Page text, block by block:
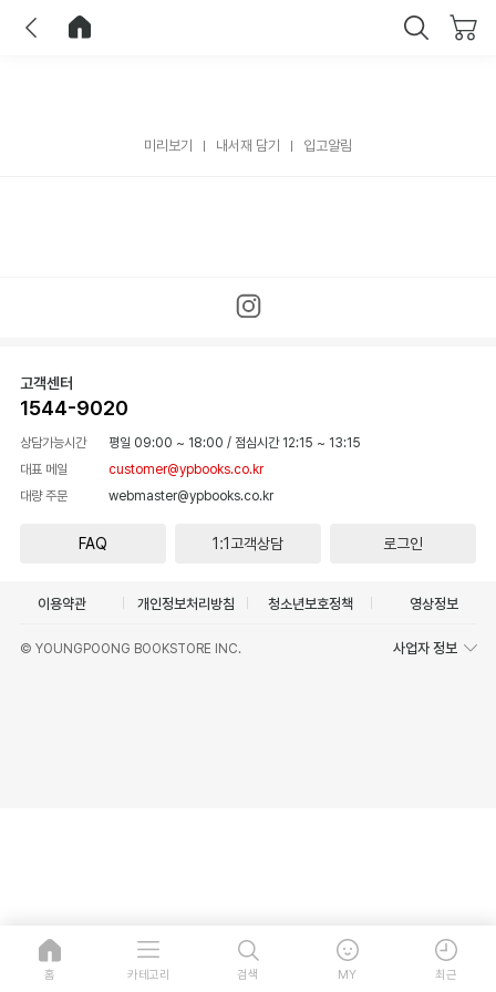
미리보기 내서재 담기 입고알림
고객센터
1544-9020
상담가능시간 평일 09:00 ~ 18:00 / 점심시간 12:15 ~ 13:15
대표 메일
customer@ypbooks.co.kr
대량 주문
webmaster@ypbooks.co.kr
FAQ 1:1고객상담 로그인
이용약관 개인정보처리방침 청소년보호정책 영상정보
© YOUNGPOONG BOOKSTORE INC. 사업자 정보
홈 카테고리 검색 MY 최근